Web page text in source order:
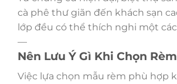
cà phê thư giãn đến khách sạn
lớp đều có thể thích nghi một
—
Nên Lưu Ý Gì Khi Chọn
Việc lựa chọn mẫu rèm phù hợp